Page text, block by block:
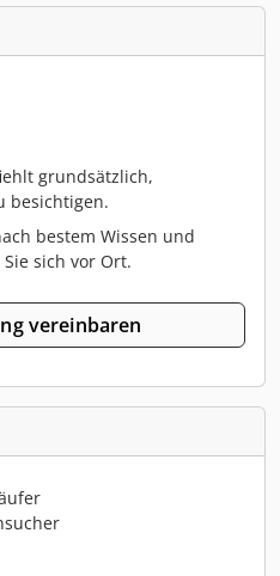
grundsätzlich,
besichtigen.
bestem Wissen und
sich vor Ort.
vereinbaren